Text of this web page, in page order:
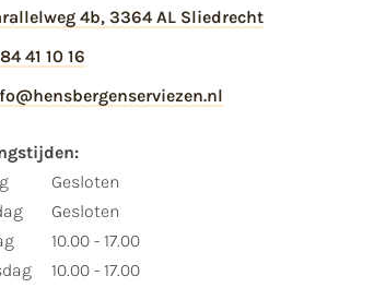
4b, 3364 AL Sliedrecht
41 10 16
Gesloten
Gesloten
10.00 - 17.00
10.00 - 17.00